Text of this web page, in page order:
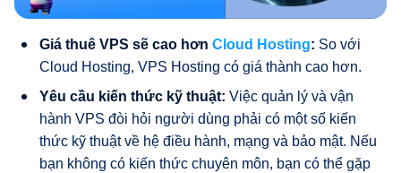
Giá thuê VPS sẽ cao hơn Cloud Hosting: So với
Cloud Hosting, VPS Hosting có giá thành cao hơn.
Yêu cầu kiến thức kỹ thuật: Việc quản lý và vận
hành VPS đòi hỏi người dùng phải có một số kiến
thức kỹ thuật về hệ điều hành, mạng và bảo mật. Nếu
bạn không có kiến thức chuyên môn, bạn có thể gặp